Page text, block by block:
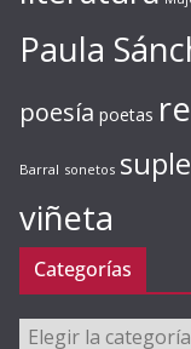
Paula
poesía poetas
Barral sonetos
viñeta
Categorías
Categorías